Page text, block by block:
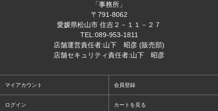
「事務所」
〒791-8062
愛媛県松山市 住吉２－１１－２７
TEL:089-953-1811
店舗運営責任者:山下 昭彦 (販売部)
店舗セキュリティ責任者:山下 昭彦
マイアカウント 会員登録
ログイン カートを見る